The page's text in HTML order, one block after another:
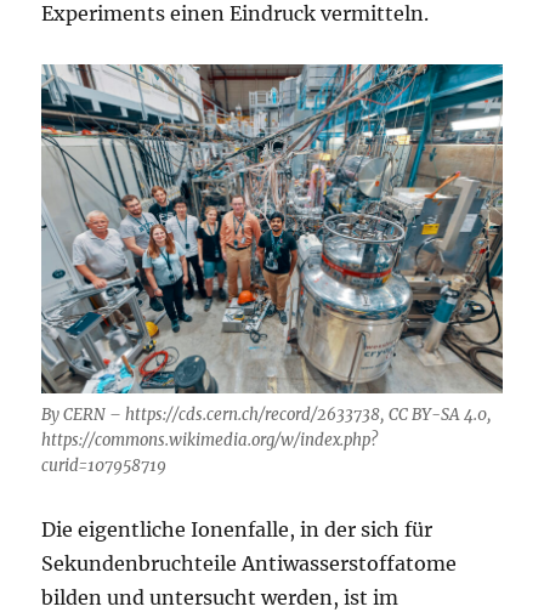
Experiments einen Eindruck vermitteln.
By CERN – https://cds.cern.ch/record/2633738, CC BY-SA 4.0,
https://commons.wikimedia.org/w/index.php?
curid=107958719
Die eigentliche Ionenfalle, in der sich für
Sekundenbruchteile Antiwasserstoffatome
bilden und untersucht werden, ist im